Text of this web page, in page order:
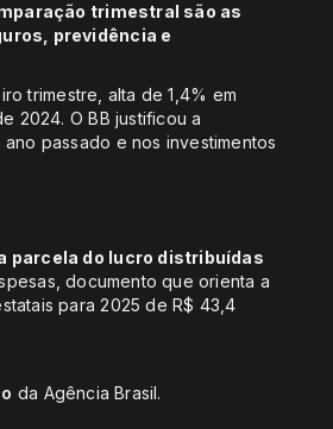
trimestral são as
previdência e
trimestre, alta de 1,4% em
2024. O BB justificou a
passado e nos investimentos
parcela do lucro distribuídas
documento que orienta a
para 2025 de R$ 43,4
da Agência Brasil.